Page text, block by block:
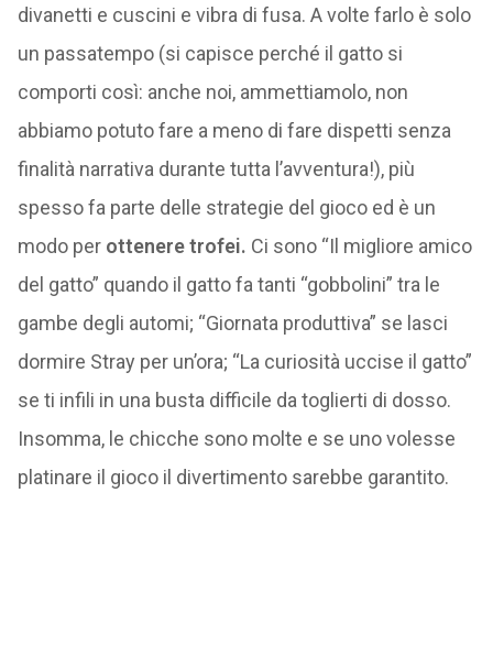
divanetti e cuscini e vibra di fusa. A volte farlo è solo
un passatempo (si capisce perché il gatto si
comporti così: anche noi, ammettiamolo, non
abbiamo potuto fare a meno di fare dispetti senza
finalità narrativa durante tutta l’avventura!), più
spesso fa parte delle strategie del gioco ed è un
modo per ottenere trofei. Ci sono “Il migliore amico
del gatto” quando il gatto fa tanti “gobbolini” tra le
gambe degli automi; “Giornata produttiva” se lasci
dormire Stray per un’ora; “La curiosità uccise il gatto”
se ti infili in una busta difficile da toglierti di dosso.
Insomma, le chicche sono molte e se uno volesse
platinare il gioco il divertimento sarebbe garantito.